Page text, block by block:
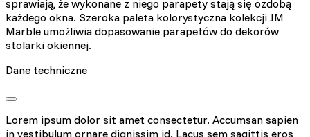
sprawiają, że wykonane z niego parapety stają się ozdobą
każdego okna. Szeroka paleta kolorystyczna kolekcji JM
Marble umożliwia dopasowanie parapetów do dekorów
stolarki okiennej.
Dane techniczne
Lorem ipsum dolor sit amet consectetur. Accumsan sapien
in vestibulum ornare dignissim id. Lacus sem sagittis eros